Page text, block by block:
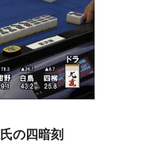
の四暗刻